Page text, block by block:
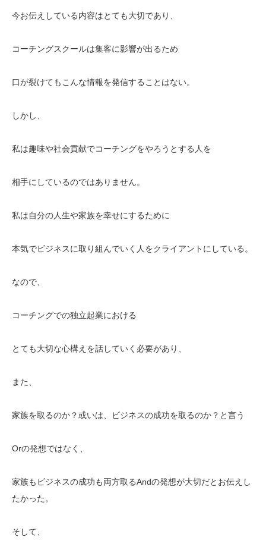
今お伝えしている内容はとても大切であり、
コーチングスクールは集客に影響が出るため
口が裂けてもこんな情報を発信することはない。
しかし、
私は趣味や社会貢献でコーチングをやろうとする人を
相手にしているのではありません。
私は自分の人生や家族を幸せにするために
本気でビジネスに取り組んでいく人をクライアントにしている。
なので、
コーチングでの独立起業における
とても大切な心構えを話していく必要があり、
また、
家族を取るのか？或いは、ビジネスの成功を取るのか？と言う
Orの発想ではなく、
家族もビジネスの成功も両方取るAndの発想が大切だとお伝えし
たかった。
そして、